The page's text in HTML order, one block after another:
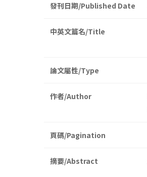
發刊日期/Published Date
中英文篇名/Title
論文屬性/Type
作者/Author
頁碼/Pagination
摘要/Abstract